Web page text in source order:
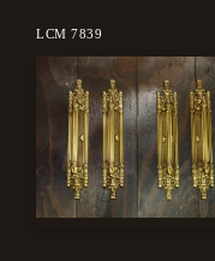
LCM 7839